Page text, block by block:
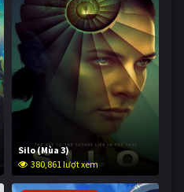
Silo (Mùa 3)
380,861 lượt xem